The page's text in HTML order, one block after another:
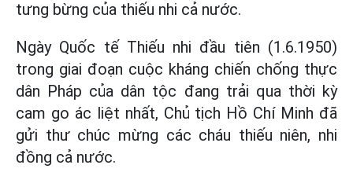
tưng bừng của thiếu nhi cả nước.
Ngày Quốc tế Thiếu nhi đầu tiên (1.6.1950)
trong giai đoạn cuộc kháng chiến chống thực
dân Pháp của dân tộc đang trải qua thời kỳ
cam go ác liệt nhất, Chủ tịch Hồ Chí Minh đã
gửi thư chúc mừng các cháu thiếu niên, nhi
đồng cả nước.